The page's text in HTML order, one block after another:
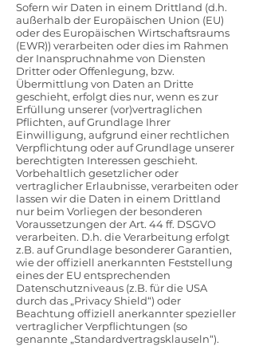
Sofern wir Daten in einem Drittland (d.h.
außerhalb der Europäischen Union (EU)
oder des Europäischen Wirtschaftsraums
(EWR)) verarbeiten oder dies im Rahmen
der Inanspruchnahme von Diensten
Dritter oder Offenlegung, bzw.
Übermittlung von Daten an Dritte
geschieht, erfolgt dies nur, wenn es zur
Erfüllung unserer (vor)vertraglichen
Pflichten, auf Grundlage Ihrer
Einwilligung, aufgrund einer rechtlichen
Verpflichtung oder auf Grundlage unserer
berechtigten Interessen geschieht.
Vorbehaltlich gesetzlicher oder
vertraglicher Erlaubnisse, verarbeiten oder
lassen wir die Daten in einem Drittland
nur beim Vorliegen der besonderen
Voraussetzungen der Art. 44 ff. DSGVO
verarbeiten. D.h. die Verarbeitung erfolgt
z.B. auf Grundlage besonderer Garantien,
wie der offiziell anerkannten Feststellung
eines der EU entsprechenden
Datenschutzniveaus (z.B. für die USA
durch das „Privacy Shield“) oder
Beachtung offiziell anerkannter spezieller
vertraglicher Verpflichtungen (so
genannte „Standardvertragsklauseln“).